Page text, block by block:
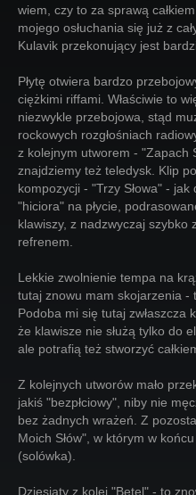
wiem, czy to za sprawą
mojego osłuchania się już z
Kulavik przekonujący jest
Płytę otwiera bardzo
ciężkimi riffami. Właściwie to
niezwykle przebojowa, stąd
rockowych rozgłośniach
z kolejnym utworem - "Zapach
znajdziemy też teledysk. Klip
kompozycji - "Trzy Słowa" -
"hiciora" na płycie,
klawiszy, z nadzwyczaj szybko
refrenem.
Lekkie zwolnienie tempa na
tutaj znowu mam skojarzenia -
Podoba mi się tutaj zwłaszcza
że klawisze nie służą tylko do
ale potrafią też stworzyć
Z kolejnych utworów mało
jakiś "bezpłciowy", niby nie
bez żadnych wrażeń. Z
Moich Słów", w którym w
(solówka).
Dziesiąty z kolei "Betel" - to